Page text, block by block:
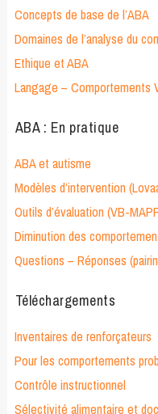
Concepts de base de l’ABA
Domaines de l’analyse du
Ethique et ABA
Langage – Comportements
ABA : En pratique
ABA et autisme
Modèles d’intervention
Outils d’évaluation (VB-
Diminution des
Questions – Réponses
Téléchargements
Inventaires de renforçateurs
Pour les comportements
Contrôle instructionnel
Sélectivité alimentaire et